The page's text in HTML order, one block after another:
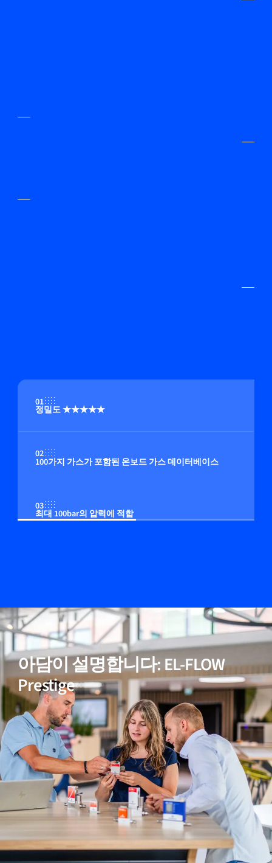
01
정밀도 ★★★★★
02
100가지 가스가 포함된 온보드 가스 데이터베이스
03
최대 100bar의 압력에 적합
05
비활성(반응성) 가스에 적합
06
정확한 온도 보정
아담이 설명합니다: EL-FLOW
Prestige